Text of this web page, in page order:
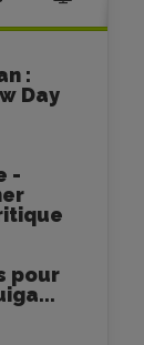
:
Day
-
pour